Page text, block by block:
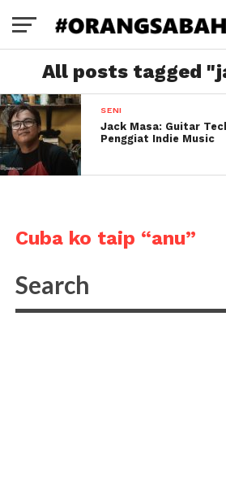
All posts tagged
SENI
Jack Masa: Guitar
Penggiat Indie Music
Cuba ko taip “anu”